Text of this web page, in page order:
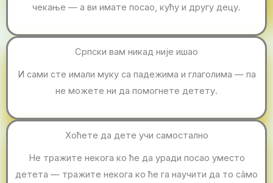
чекање — а ви имате посао, кућу и другу децу.
Српски вам никад није ишао
И сами сте имали муку са падежима и глаголима — па
не можете ни да помогнете детету.
Хоћете да дете учи самостално
Не тражите некога ко ће да уради посао уместо
детета — тражите некога ко ће га научити да то сâмо